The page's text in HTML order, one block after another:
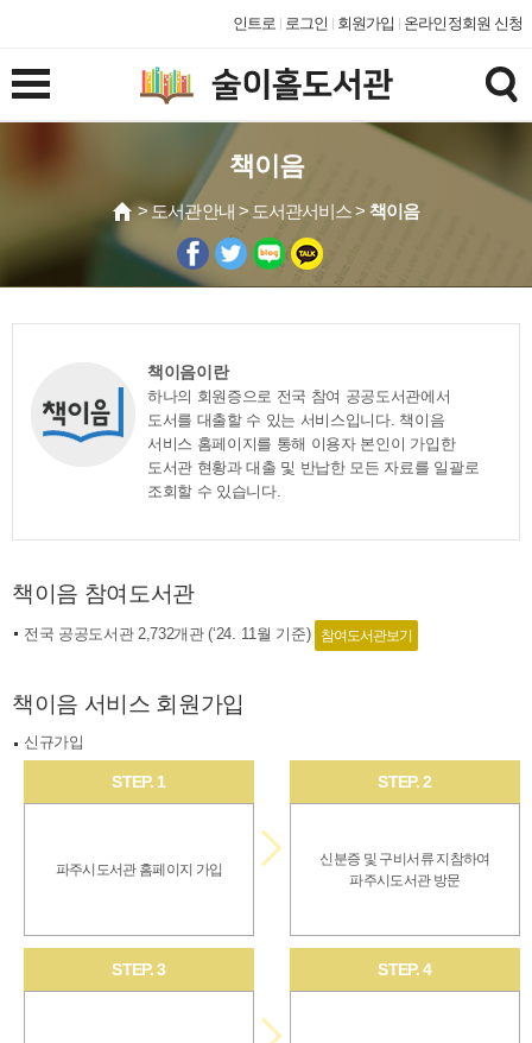
인트로 로그인 회원가입 온라인정회원 신청
책이음
> 도서관안내 > 도서관서비스 > 책이음
책이음이란
하나의 회원증으로 전국 참여 공공도서관에서
도서를 대출할 수 있는 서비스입니다. 책이음
서비스 홈페이지를 통해 이용자 본인이 가입한
도서관 현황과 대출 및 반납한 모든 자료를 일괄로
조회할 수 있습니다.
책이음 참여도서관
전국 공공도서관 2,732개관 (‘24. 11월 기준) 참여도서관보기
책이음 서비스 회원가입
신규가입
STEP. 1
파주시도서관 홈페이지 가입
STEP. 2
신분증 및 구비서류 지참하여
파주시도서관 방문
STEP. 3 STEP. 4